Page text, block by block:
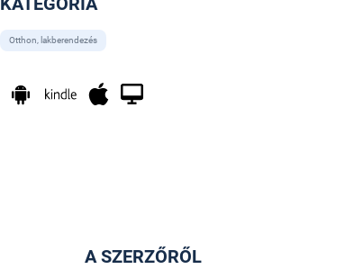
Otthon, lakberendezés
A SZERZŐRŐL